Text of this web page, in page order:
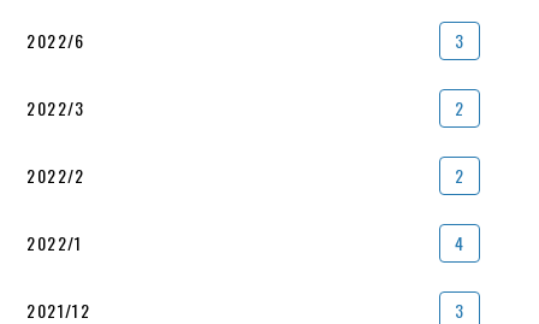
2022/6 3
2022/3 2
2022/2 2
2022/1 4
2021/12 3